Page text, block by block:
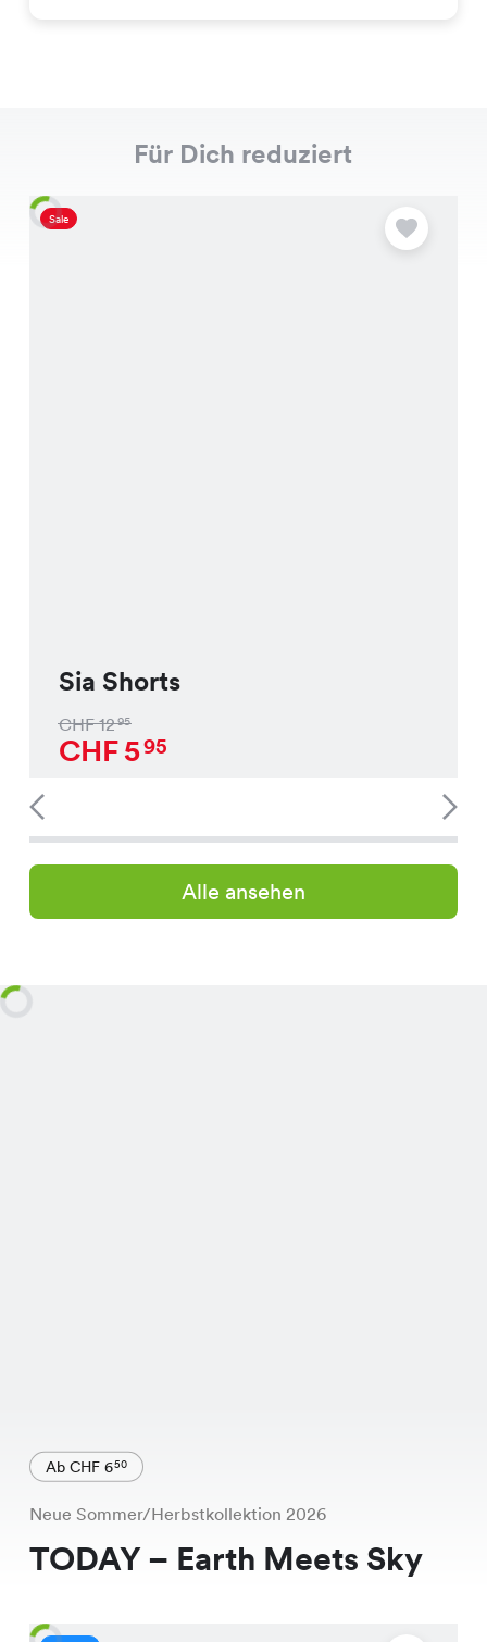
Für Dich reduziert
Sale
Sia Shorts
CHF1295
CHF595
Alle ansehen
Ab CHF 650
Neue Sommer/Herbstkollektion 2026
TODAY – Earth Meets Sky